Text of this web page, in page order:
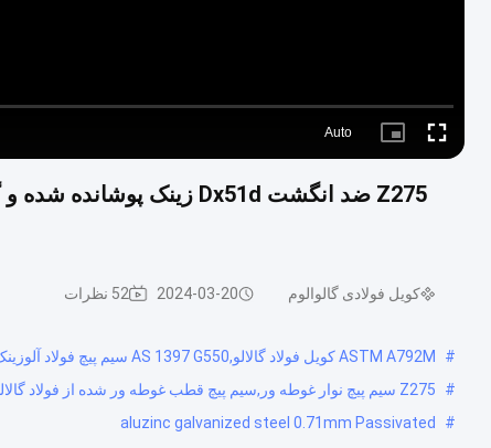
Auto
Picture- Fullscreen
کویل فولادی گالوالوم 2024-03-20 52 نظرات
#
ASTM A792M کویل فولاد گالالو,AS 1397 G550 سیم پیچ فولاد آلوزینک,فولاد گالوانیزه آلوزینک 0.71mm
#
Z275 سیم پیچ نوار غوطه ور,سیم پیچ قطب غوطه ور شده از فولاد گالالو,Dx51d کویل نوار غوطه ور
#
aluzinc galvanized steel 0.71mm Passivated